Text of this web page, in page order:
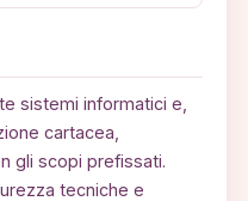
sistemi informatici e,
cartacea,
gli scopi prefissati.
tecniche e